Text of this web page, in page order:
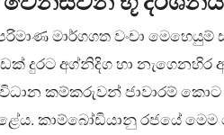
මාර්ගගත වංචා මෙහෙයුම්
දුරට අග්නිදිග හා නැගෙනහිර
කම්කරුවන් ජාවාරම් කොට
කාම්බෝඩියානු රජයේ